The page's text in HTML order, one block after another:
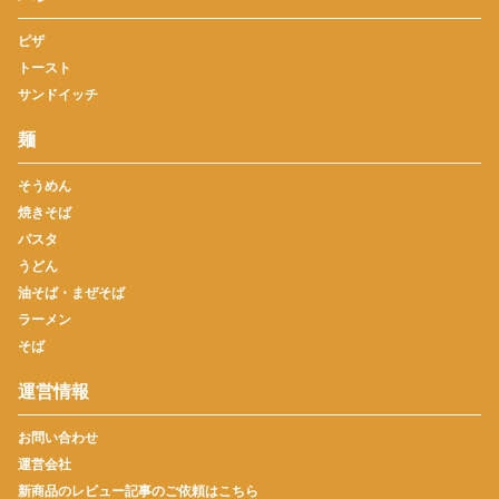
ピザ
トースト
サンドイッチ
麺
そうめん
焼きそば
パスタ
うどん
油そば・まぜそば
ラーメン
そば
運営情報
お問い合わせ
運営会社
新商品のレビュー記事のご依頼はこちら